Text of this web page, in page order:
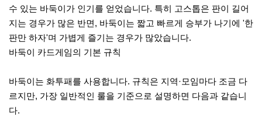
수 있는 바둑이가 인기를 얻었습니다. 특히 고스톱은 판이 길어
지는 경우가 많은 반면, 바둑이는 짧고 빠르게 승부가 나기에 '한
판만 하자'며 가볍게 즐기는 경우가 많았습니다.
바둑이 카드게임의 기본 규칙
바둑이는 화투패를 사용합니다. 규칙은 지역·모임마다 조금 다
르지만, 가장 일반적인 룰을 기준으로 설명하면 다음과 같습니
다.